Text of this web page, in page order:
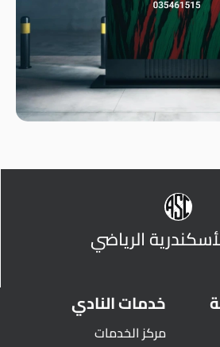
الرياضي
خدمات النادي
مركز الخدمات